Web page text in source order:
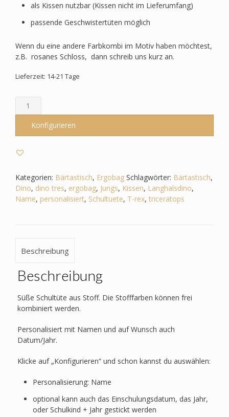
als Kissen nutzbar (Kissen nicht im Lieferumfang)
passende Geschwistertüten möglich
Wenn du eine andere Farbkombi im Motiv haben möchtest,
z.B. rosanes Schloss, dann schreib uns kurz an.
Lieferzeit: 14-21 Tage
Schultüte
passend
Ergobag
Bärtastisch
Dino
-
Triceratops
Langhalsdino
Konfigurieren
Kategorien: Bärtastisch, Ergobag Schlagwörter: Bärtastisch,
Dino, dino tres, ergobag, Jungs, Kissen, Langhalsdino,
Name, personalisiert, Schultuete, T-rex, triceratops
Beschreibung
Beschreibung
Süße Schultüte aus Stoff. Die Stofffarben können frei
kombiniert werden.
Personalisiert mit Namen und auf Wunsch auch
Datum/Jahr.
Klicke auf „Konfigurieren“ und schon kannst du auswählen:
Personalisierung: Name
optional kann auch das Einschulungsdatum, das Jahr,
oder Schulkind + Jahr gestickt werden